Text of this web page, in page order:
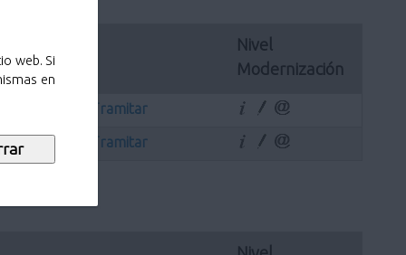
web. Si
en
Nivel
Modernización
Tramitar
Tramitar